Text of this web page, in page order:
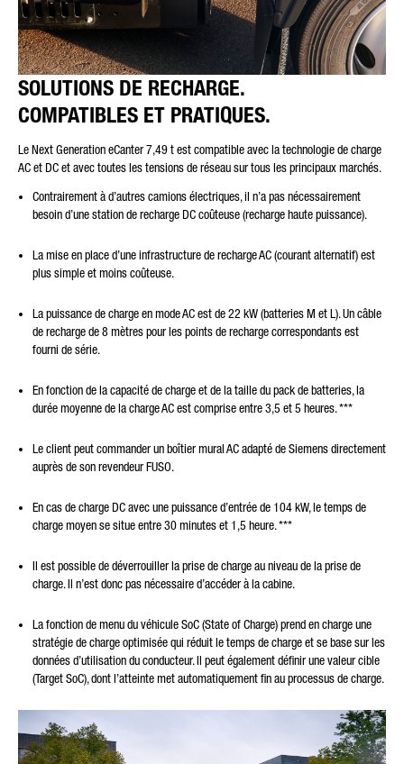
SOLUTIONS DE RECHARGE.
COMPATIBLES ET PRATIQUES.
Le Next Generation eCanter 7,49 t est compatible avec la technologie de charge
AC et DC et avec toutes les tensions de réseau sur tous les principaux marchés.
Contrairement à d’autres camions électriques, il n’a pas nécessairement
besoin d’une station de recharge DC coûteuse (recharge haute puissance).
La mise en place d’une infrastructure de recharge AC (courant alternatif) est
plus simple et moins coûteuse.
La puissance de charge en mode AC est de 22 kW (batteries M et L). Un câble
de recharge de 8 mètres pour les points de recharge correspondants est
fourni de série.
En fonction de la capacité de charge et de la taille du pack de batteries, la
durée moyenne de la charge AC est comprise entre 3,5 et 5 heures. ***
Le client peut commander un boîtier mural AC adapté de Siemens directement
auprès de son revendeur FUSO.
En cas de charge DC avec une puissance d’entrée de 104 kW, le temps de
charge moyen se situe entre 30 minutes et 1,5 heure. ***
Il est possible de déverrouiller la prise de charge au niveau de la prise de
charge. Il n’est donc pas nécessaire d’accéder à la cabine.
La fonction de menu du véhicule SoC (State of Charge) prend en charge une
stratégie de charge optimisée qui réduit le temps de charge et se base sur les
données d’utilisation du conducteur. Il peut également définir une valeur cible
(Target SoC), dont l’atteinte met automatiquement fin au processus de charge.